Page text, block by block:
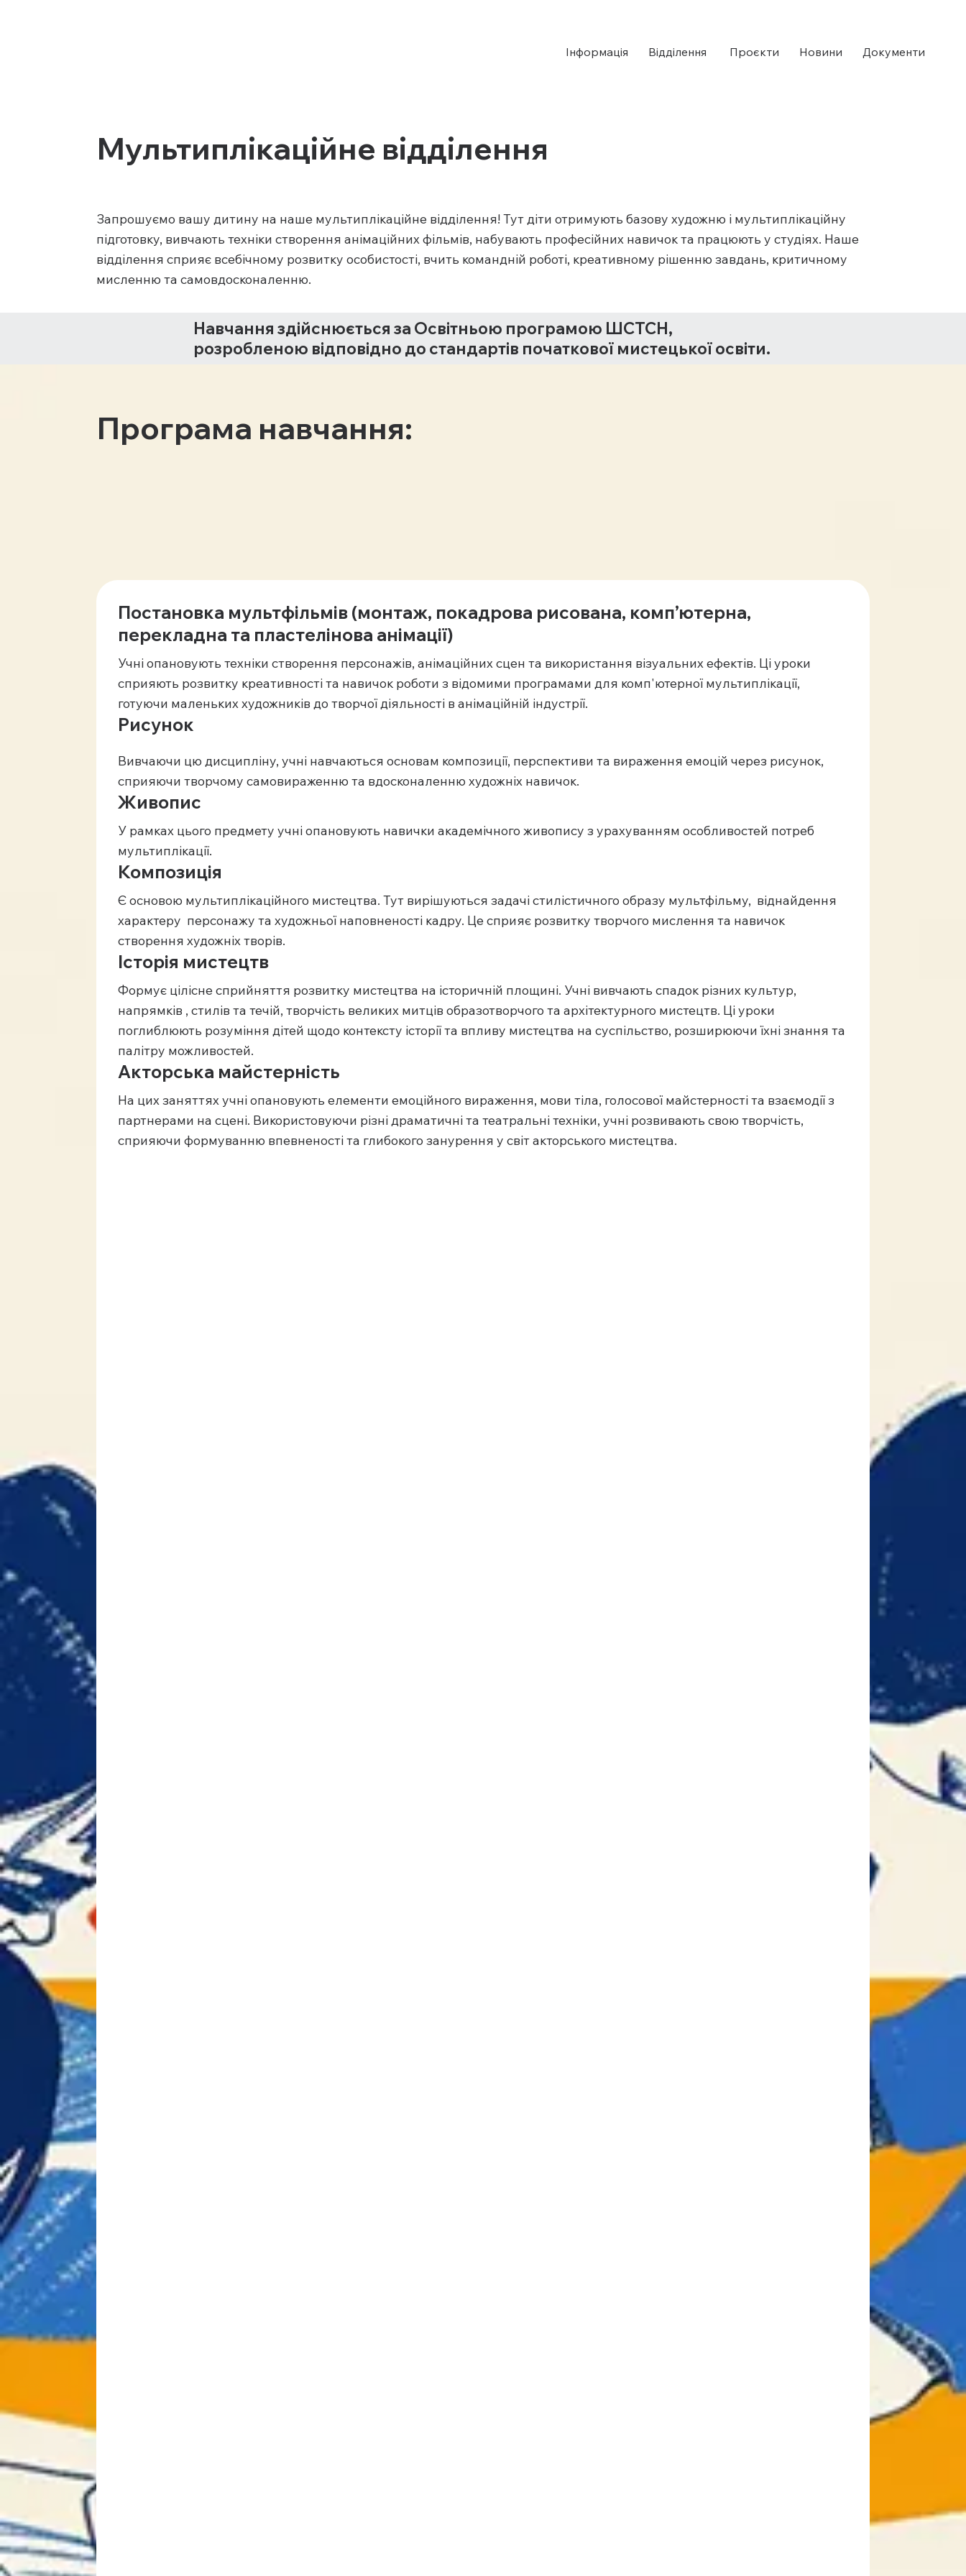
Інформація Відділення ​ Проєкти Новини Документи
Мультиплікаційне відділення
Запрошуємо вашу дитину на наше мультиплікаційне відділення! Тут діти отримують базову художню і мультиплікаційну
підготовку, вивчають техніки створення анімаційних фільмів, набувають професійних навичок та працюють у студіях. Наше
відділення сприяє всебічному розвитку особистості, вчить командній роботі, креативному рішенню завдань, критичному
мисленню та самовдосконаленню.
Навчання здійснюється за Освітньою програмою ШСТСН,
розробленою відповідно до стандартів початкової мистецької освіти.
Програма навчання:
Учні опановують техніки створення персонажів, анімаційних сцен та використання візуальних ефектів. Ці уроки
сприяють розвитку креативності та навичок роботи з відомими програмами для комп'ютерної мультиплікації,
готуючи маленьких художників до творчої діяльності в анімаційній індустрії.
Постановка мультфільмів (монтаж, покадрова рисована, комп’ютерна,
перекладна та пластелінова анімації)
Вивчаючи цю дисципліну, учні навчаються основам композиції, перспективи та вираження емоцій через рисунок,
сприяючи творчому самовираженню та вдосконаленню художніх навичок.
Рисунок
У рамках цього предмету учні опановують навички академічного живопису з урахуванням особливостей потреб
мультиплікації.
Живопис
Є основою мультиплікаційного мистецтва. Тут вирішуються задачі стилістичного образу мультфільму, віднайдення
характеру персонажу та художньої наповненості кадру. Це сприяє розвитку творчого мислення та навичок
створення художніх творів.
Композиція
Формує цілісне сприйняття розвитку мистецтва на історичній площині. Учні вивчають спадок різних культур,
напрямків , стилів та течій, творчість великих митців образотворчого та архітектурного мистецтв. Ці уроки
поглиблюють розуміння дітей щодо контексту історії та впливу мистецтва на суспільство, розширюючи їхні знання та
палітру можливостей.
Історія мистецтв
На цих заняттях учні опановують елементи емоційного вираження, мови тіла, голосової майстерності та взаємодії з
партнерами на сцені. Використовуючи різні драматичні та театральні техніки, учні розвивають свою творчість,
сприяючи формуванню впевненості та глибокого занурення у світ акторського мистецтва.
Акторська майстерність